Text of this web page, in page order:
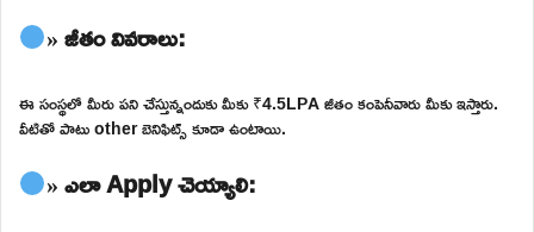
» జీతం వివరాలు:
ఈ సంస్థలో మీరు పని చేస్తున్నందుకు మీకు ₹4.5LPA జీతం కంపెనీవారు మీకు ఇస్తారు.
వీటితో పాటు other బెనిఫిట్స్ కూడా ఉంటాయి.
» ఎలా Apply చెయ్యాలి: